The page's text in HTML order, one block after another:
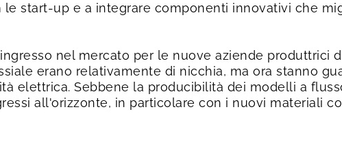
start-up e a integrare componenti innovativi che
nel mercato per le nuove aziende produttrici
erano relativamente di nicchia, ma ora stanno
elettrica. Sebbene la producibilità dei modelli a
all'orizzonte, in particolare con i nuovi materiali